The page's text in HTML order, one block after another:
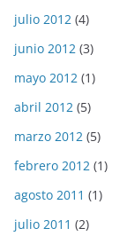
julio 2012 (4)
junio 2012 (3)
mayo 2012 (1)
abril 2012 (5)
marzo 2012 (5)
febrero 2012 (1)
agosto 2011 (1)
julio 2011 (2)